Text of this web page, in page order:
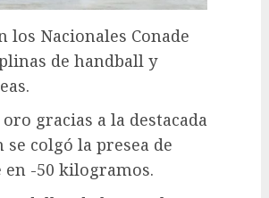
los Nacionales Conade
de handball y
gracias a la destacada
colgó la presea de
-50 kilogramos.